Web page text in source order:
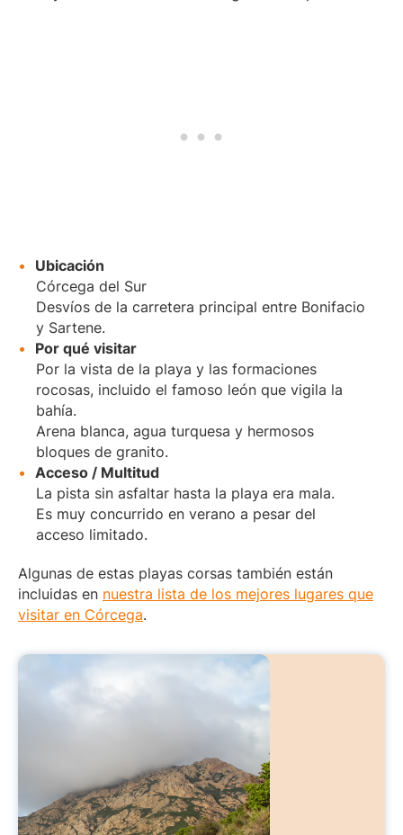
Ubicación
Córcega del Sur
Desvíos de la carretera principal entre Bonifacio
y Sartene.
Por qué visitar
Por la vista de la playa y las formaciones
rocosas, incluido el famoso león que vigila la
bahía.
Arena blanca, agua turquesa y hermosos
bloques de granito.
Acceso / Multitud
La pista sin asfaltar hasta la playa era mala.
Es muy concurrido en verano a pesar del
acceso limitado.
Algunas de estas playas corsas también están
incluidas en nuestra lista de los mejores lugares que
visitar en Córcega.